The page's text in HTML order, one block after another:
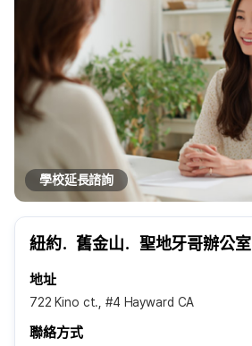
學校延長諮詢
紐約．舊金山．聖地牙哥辦公室
地址
722 Kino ct., #4 Hayward CA
聯絡方式